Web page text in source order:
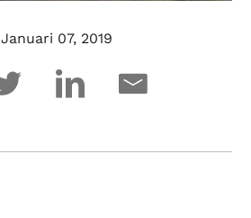
Januari 07, 2019